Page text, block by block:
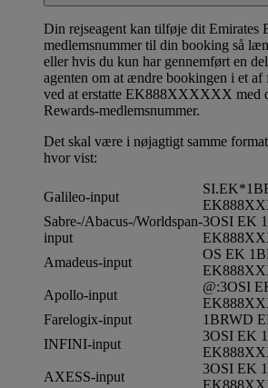
Din rejseagent kan tilføje dit Emirates
medlemsnummer til din booking så
eller hvis du kun har gennemført en
agenten om at ændre bookingen i et af
ved at erstatte EK888XXXXXX med
Rewards-medlemsnummer.
Det skal være i nøjagtigt samme
hvor vist:
Galileo-input
Sabre-/Abacus-/Worldspan-
input
3OSI EK
Amadeus-input
OS EK
Apollo-input
@:3OSI
Farelogix-input
1BRWD
INFINI-input
3OSI EK
AXESS-input
3OSI EK